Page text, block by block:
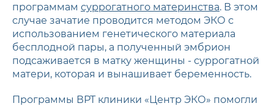
программам суррогатного материнства. В этом
случае зачатие проводится методом ЭКО с
использованием генетического материала
бесплодной пары, а полученный эмбрион
подсаживается в матку женщины - суррогатной
матери, которая и вынашивает беременность.
Программы ВРТ клиники «Центр ЭКО» помогли